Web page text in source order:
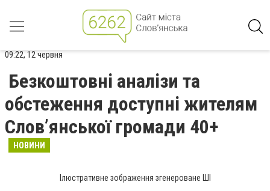
09:22, 12 червня
Безкоштовні аналізи та
обстеження доступні жителям
Слов’янської громади 40+
НОВИНИ
Ілюстративне зображення згенероване ШІ